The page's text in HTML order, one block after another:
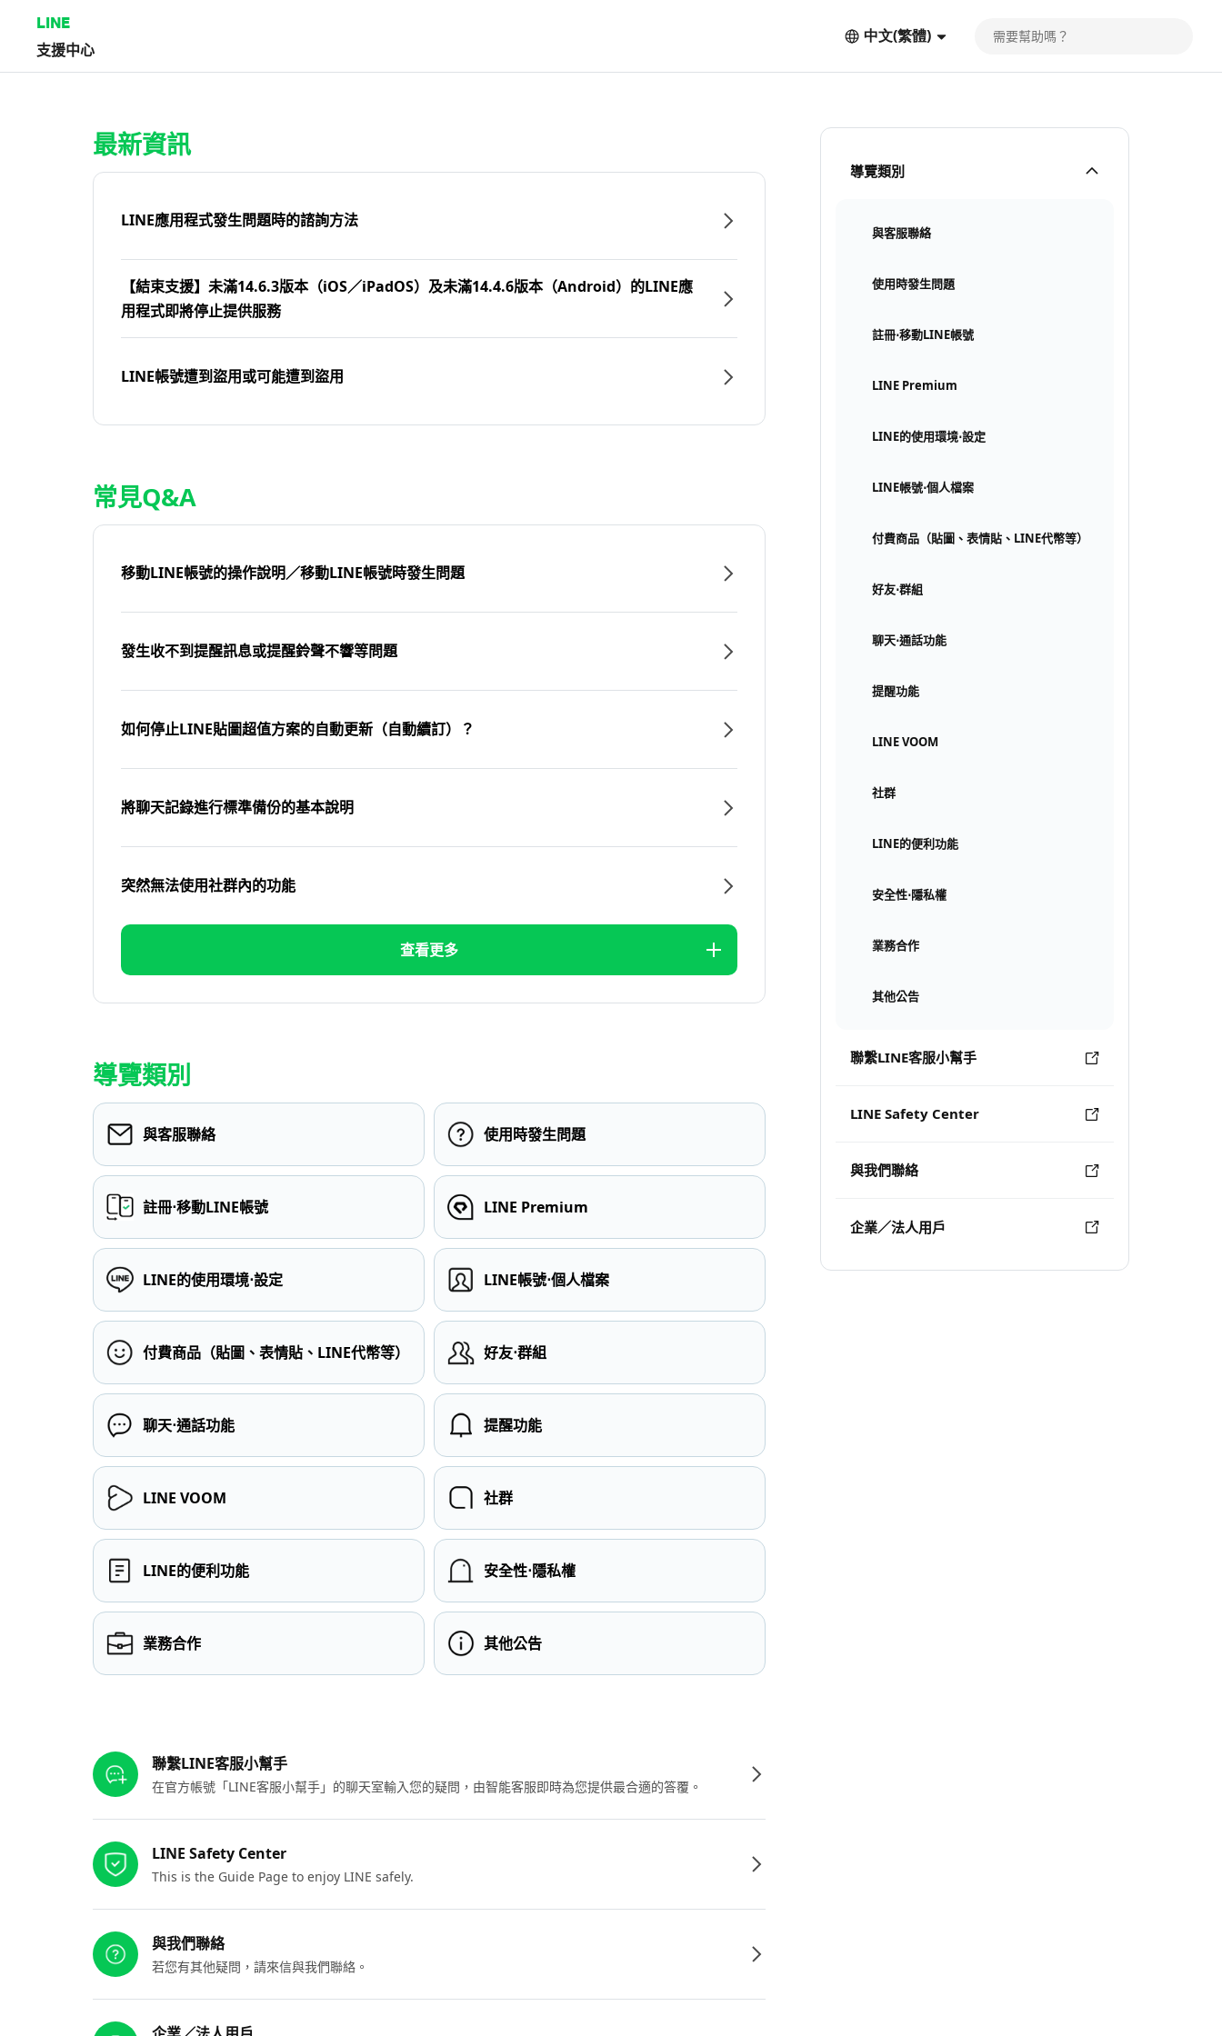
LINE
支援中心
中文(繁體)
導覽類別
與客服聯絡
使用時發生問題
註冊⋅移動LINE帳號
LINE Premium
LINE的使用環境⋅設定
LINE帳號⋅個人檔案
付費商品（貼圖、表情貼、LINE代幣等）
好友⋅群組
聊天⋅通話功能
提醒功能
LINE VOOM
社群
LINE的便利功能
安全性⋅隱私權
業務合作
其他公告
聯繫LINE客服小幫手
LINE Safety Center
與我們聯絡
企業／法人用戶
最新資訊
LINE應用程式發生問題時的諮詢方法
【結束支援】未滿14.6.3版本（iOS／iPadOS）及未滿14.4.6版本（Android）的LINE應
用程式即將停止提供服務
LINE帳號遭到盜用或可能遭到盜用
常見Q&A
移動LINE帳號的操作說明／移動LINE帳號時發生問題
發生收不到提醒訊息或提醒鈴聲不響等問題
如何停止LINE貼圖超值方案的自動更新（自動續訂）？
將聊天記錄進行標準備份的基本說明
突然無法使用社群內的功能
查看更多
導覽類別
與客服聯絡 使用時發生問題
註冊⋅移動LINE帳號 LINE Premium
LINE的使用環境⋅設定 LINE帳號⋅個人檔案
付費商品（貼圖、表情貼、LINE代幣等） 好友⋅群組
聊天⋅通話功能 提醒功能
LINE VOOM 社群
LINE的便利功能 安全性⋅隱私權
業務合作 其他公告
聯繫LINE客服小幫手
在官方帳號「LINE客服小幫手」的聊天室輸入您的疑問，由智能客服即時為您提供最合適的答覆。
LINE Safety Center
This is the Guide Page to enjoy LINE safely.
與我們聯絡
若您有其他疑問，請來信與我們聯絡。